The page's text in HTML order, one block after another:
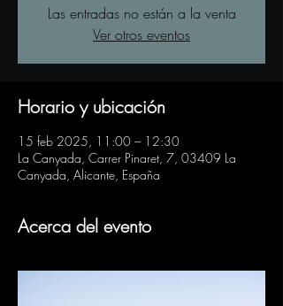
Las entradas no están a la venta
Ver otros eventos
Horario y ubicación
15 feb 2025, 11:00 – 12:30
La Canyada, Carrer Pinaret, 7, 03409 La
Canyada, Alicante, España
Acerca del evento